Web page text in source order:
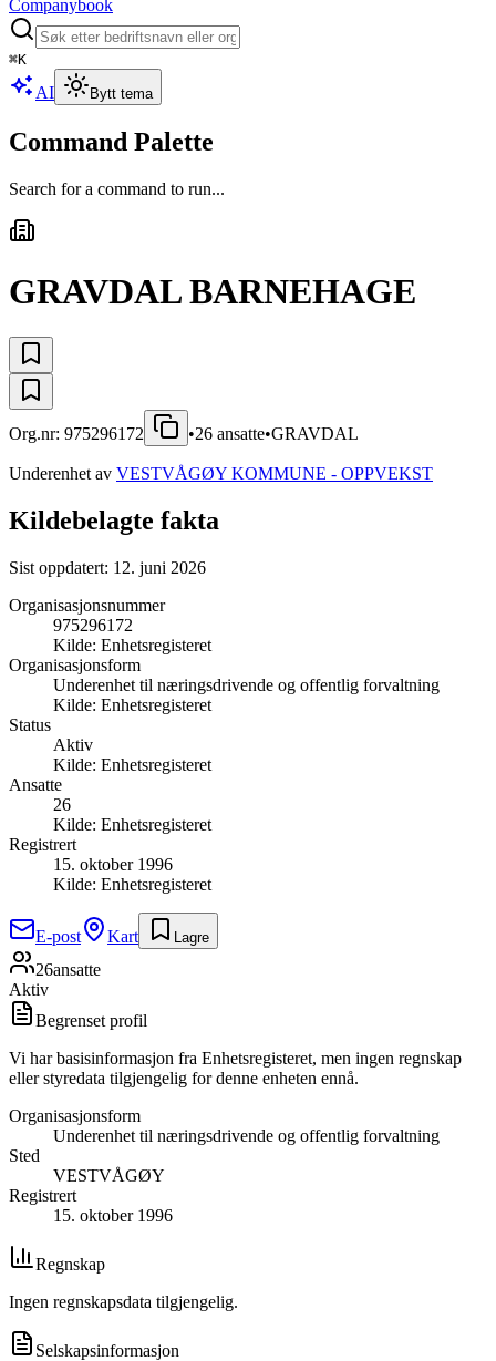
Companybook
⌘K
AI Bytt tema
Command Palette
Search for a command to run...
GRAVDAL BARNEHAGE
Org.nr: 975296172 •26 ansatte•GRAVDAL
Underenhet av VESTVÅGØY KOMMUNE - OPPVEKST
Kildebelagte fakta
Sist oppdatert: 12. juni 2026
Organisasjonsnummer
975296172
Kilde: Enhetsregisteret
Organisasjonsform
Underenhet til næringsdrivende og offentlig forvaltning
Kilde: Enhetsregisteret
Status
Aktiv
Kilde: Enhetsregisteret
Ansatte
26
Kilde: Enhetsregisteret
Registrert
15. oktober 1996
Kilde: Enhetsregisteret
E-post Kart Lagre
26ansatte
Aktiv
Begrenset profil
Vi har basisinformasjon fra Enhetsregisteret, men ingen regnskap
eller styredata tilgjengelig for denne enheten ennå.
Organisasjonsform
Underenhet til næringsdrivende og offentlig forvaltning
Sted
VESTVÅGØY
Registrert
15. oktober 1996
Regnskap
Ingen regnskapsdata tilgjengelig.
Selskapsinformasjon